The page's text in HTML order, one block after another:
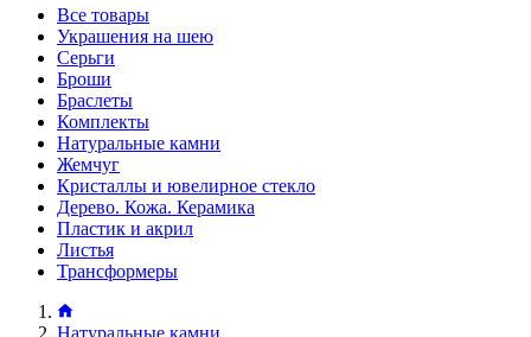
Все товары
Украшения на шею
Серьги
Броши
Браслеты
Комплекты
Натуральные камни
Жемчуг
Кристаллы и ювелирное стекло
Дерево. Кожа. Керамика
Пластик и акрил
Листья
Трансформеры
Натуральные камни